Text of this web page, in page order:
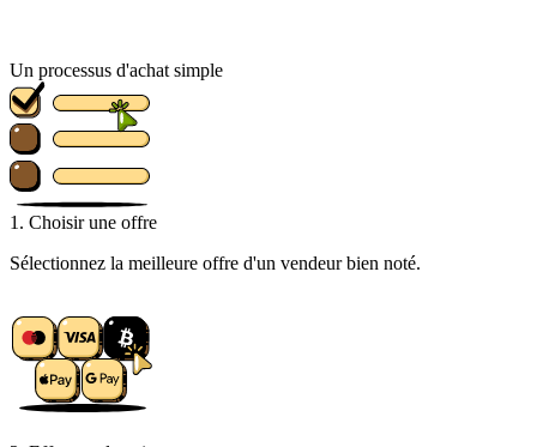
Un processus d'achat simple
1. Choisir une offre
Sélectionnez la meilleure offre d'un vendeur bien noté.